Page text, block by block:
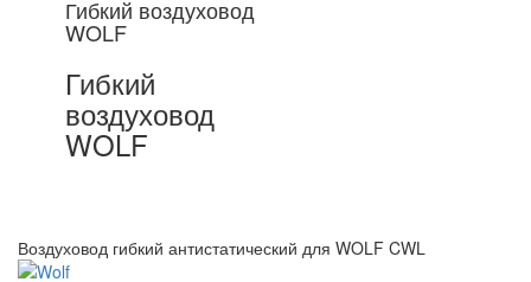
Гибкий воздуховод
WOLF
Гибкий
воздуховод
WOLF
Воздуховод гибкий антистатический для WOLF CWL